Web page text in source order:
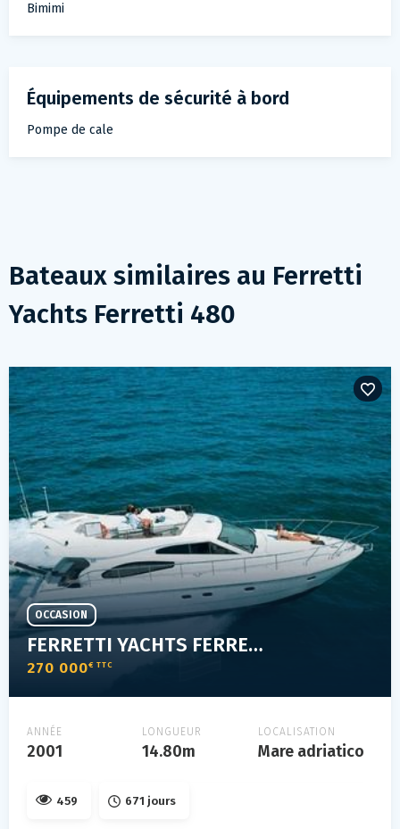
Bimimi
Équipements de sécurité à bord
Pompe de cale
Bateaux similaires au Ferretti
Yachts Ferretti 480
FERRETTI YACHTS FERRETTI 480
270 000€ TTC
OCCASION
ANNÉE
2001
LONGUEUR
14.80m
LOCALISATION
Mare adriatico
459 671 jours